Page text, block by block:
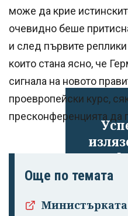
може да крие
очевидно беше
и след първите
които стана ясно, че
сигнала на новото
проевропейски курс,
пресконференцията да
Още по темата
Министърката